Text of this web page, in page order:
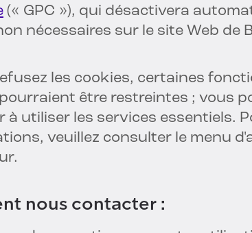
(« GPC »), qui désactivera
nécessaires sur le site Web de
les cookies, certaines
être restreintes ; vous
à utiliser les services essentiels.
veuillez consulter le menu
nous contacter :